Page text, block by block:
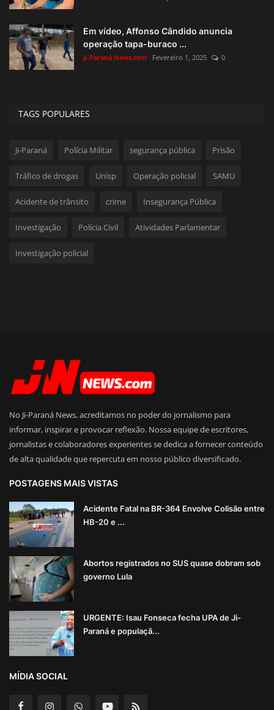
Em vídeo, Affonso Cândido anuncia
operação tapa-buraco ...
Ji-Paraná News.com Fevereiro 1, 2025 0
TAGS POPULARES
Ji-Paraná Polícia Militar segurança pública Prisão
Tráfico de drogas Unisp Operação policial SAMU
Acidente de trânsito crime Insegurança Pública
Investigação Polícia Civil Atividades Parlamentar
Investigação policial
No Ji-Paraná News, acreditamos no poder do jornalismo para
informar, inspirar e provocar reflexão. Nossa equipe de escritores,
jornalistas e colaboradores experientes se dedica a fornecer conteúdo
de alta qualidade que repercuta em nosso público diversificado.
POSTAGENS MAIS VISTAS
Acidente Fatal na BR-364 Envolve Colisão entre
HB-20 e ...
Abortos registrados no SUS quase dobram sob
governo Lula
URGENTE: Isau Fonseca fecha UPA de Ji-
Paraná e populaçã...
MÍDIA SOCIAL